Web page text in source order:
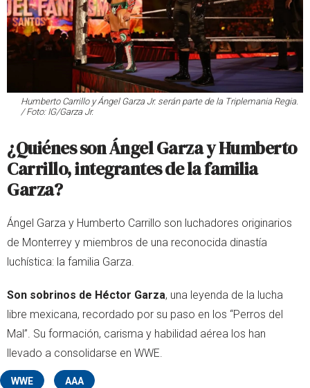
Humberto Carrillo y Ángel Garza Jr. serán parte de la Triplemania Regia.
/ Foto: IG/Garza Jr.
¿Quiénes son Ángel Garza y Humberto
Carrillo, integrantes de la familia
Garza?
Ángel Garza y Humberto Carrillo son luchadores originarios
de Monterrey y miembros de una reconocida dinastía
luchística: la familia Garza.
Son sobrinos de Héctor Garza, una leyenda de la lucha
libre mexicana, recordado por su paso en los “Perros del
Mal”. Su formación, carisma y habilidad aérea los han
llevado a consolidarse en WWE.
WWE AAA